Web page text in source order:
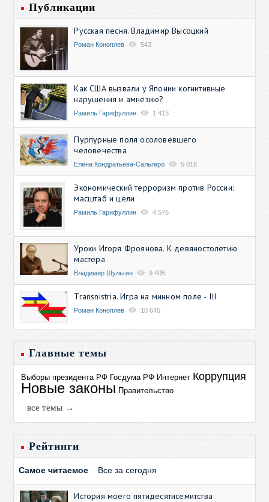
Публикации
Русская песня. Владимир Высоцкий
Роман Коноплев 543
Как США вызвали у Японии когнитивные
нарушения и амнезию?
Рамиль Гарифуллин 1 413
Пурпурные поля осоловевшего
человечества
Елена Кондратьева-Сальгеро 5 016
Экономический терроризм против России:
масштаб и цели
Рамиль Гарифуллин 4 576
Уроки Игоря Фроянова. К девяностолетию
мастера
Владимир Шульгин 9 405
Transnistria. Игра на минном поле - III
Роман Коноплев 10 645
Главные темы
Выборы президента РФ Госдума РФ Интернет Коррупция
Новые законы Правительство
все темы →
Рейтинги
Самое читаемое Все за сегодня
История моего пятидесятисемитства